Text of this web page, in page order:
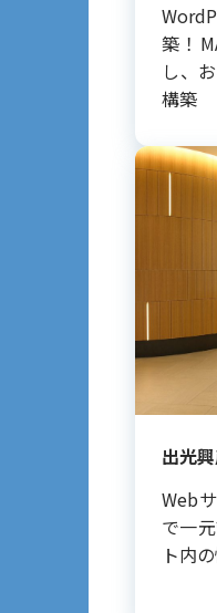
築！
し、
構築
出光
Web
で一
ト内